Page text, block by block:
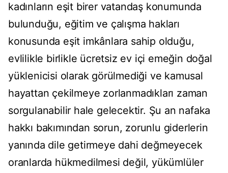
kadınların eşit birer vatandaş konumunda
bulunduğu, eğitim ve çalışma hakları
konusunda eşit imkânlara sahip olduğu,
evlilikle birlikle ücretsiz ev içi emeğin doğal
yüklenicisi olarak görülmediği ve kamusal
hayattan çekilmeye zorlanmadıkları zaman
sorgulanabilir hale gelecektir. Şu an nafaka
hakkı bakımından sorun, zorunlu giderlerin
yanında dile getirmeye dahi değmeyecek
oranlarda hükmedilmesi değil, yükümlüler